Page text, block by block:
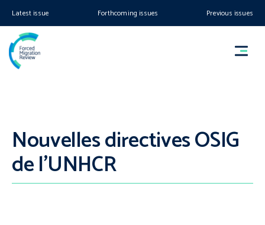
Latest issue Forthcoming issues Previous issues
Nouvelles directives OSIG
de l’UNHCR